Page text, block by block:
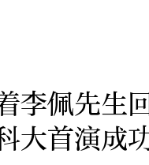
李佩先生
大首演成